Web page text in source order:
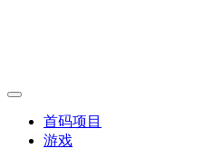
首码项目
游戏